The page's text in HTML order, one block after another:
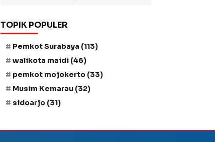
TOPIK POPULER
Pemkot Surabaya (113)
walikota maidi (46)
pemkot mojokerto (33)
Musim Kemarau (32)
sidoarjo (31)